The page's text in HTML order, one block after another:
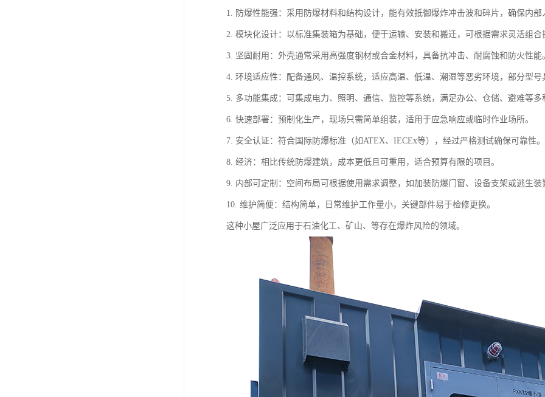
1. 防爆性能强：采用防爆材料和结构设计，能有效抵御爆炸冲击波和碎片，确保内
2. 模块化设计：以标准集装箱为基础，便于运输、安装和搬迁，可根据需求灵活组合
3. 坚固耐用：外壳通常采用高强度钢材或合金材料，具备抗冲击、耐腐蚀和防火性能
4. 环境适应性：配备通风、温控系统，适应高温、低温、潮湿等恶劣环境，部分型号
5. 多功能集成：可集成电力、照明、通信、监控等系统，满足办公、仓储、避难等多
6. 快速部署：预制化生产，现场只需简单组装，适用于应急响应或临时作业场所。
7. 安全认证：符合国际防爆标准（如ATEX、IECEx等），经过严格测试确保可靠性。
8. 经济：相比传统防爆建筑，成本更低且可重用，适合预算有限的项目。
9. 内部可定制：空间布局可根据使用需求调整，如加装防爆门窗、设备支架或逃生装
10. 维护简便：结构简单，日常维护工作量小，关键部件易于检修更换。
这种小屋广泛应用于石油化工、矿山、等存在爆炸风险的领域。